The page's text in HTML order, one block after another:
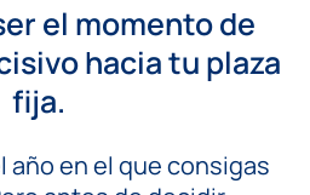
el momento de
hacia tu plaza
fija.
año en el que consigas